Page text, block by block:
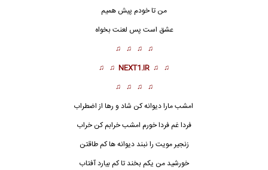
من تا خودم پیش همیم
عشق است پس لعنت بخواه
♫ ♫ ♫ ♫
♫ ♫
NEXT1.IR
♫ ♫
♫ ♫ ♫ ♫
امشب مارا دیوانه کن شاد و رها از اضطراب
فردا غم فردا خورم امشب خرابم کن خراب
زنجیر مویت را نبند دیوانه ها کم طاقتن
خورشید من یکم بخند تا کم بیارد آفتاب